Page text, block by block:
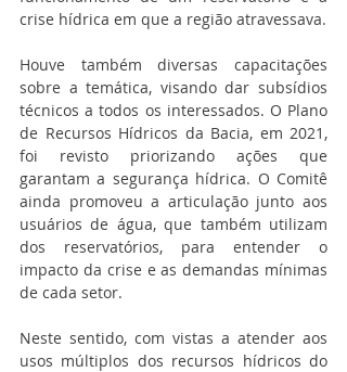
crise hídrica em que a região atravessava.
Houve também diversas capacitações
sobre a temática, visando dar subsídios
técnicos a todos os interessados. O Plano
de Recursos Hídricos da Bacia, em 2021,
foi revisto priorizando ações que
garantam a segurança hídrica. O Comitê
ainda promoveu a articulação junto aos
usuários de água, que também utilizam
dos reservatórios, para entender o
impacto da crise e as demandas mínimas
de cada setor.
Neste sentido, com vistas a atender aos
usos múltiplos dos recursos hídricos do